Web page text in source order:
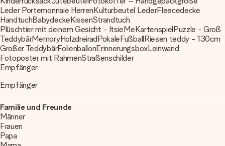
Leder Portemonnaie HerrenKulturbeutel LederFleecedecke
HandtuchBabydeckeKissenStrandtuch
Plüschtier mit deinem Gesicht - ItsieMeKartenspielPuzzle - Groß
TeddybärMemoryHolzdreiradPokaleFußballRiesen teddy - 130cm
Großer TeddybärFolienballonErinnerungsboxLeinwand
Fotoposter mit RahmenStraßenschilder
Empfänger
Empfänger
Familie und Freunde
Männer
Frauen
Papa